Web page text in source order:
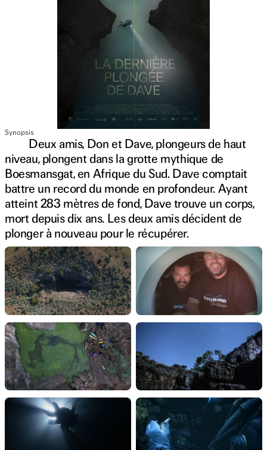
Synopsis
Deux amis, Don et Dave, plongeurs de haut
niveau, plongent dans la grotte mythique de
Boesmansgat, en Afrique du Sud. Dave comptait
battre un record du monde en profondeur. Ayant
atteint 283 mètres de fond, Dave trouve un corps,
mort depuis dix ans. Les deux amis décident de
plonger à nouveau pour le récupérer.